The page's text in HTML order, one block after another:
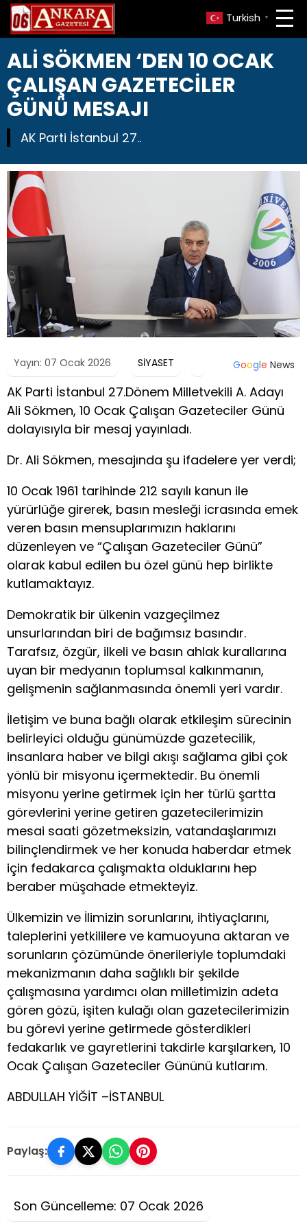
Turkish ▼
ALİ SÖKMEN ‘DEN 10 OCAK
ÇALIŞAN GAZETECİLER
GÜNÜ MESAJI
AK Parti İstanbul 27..
Yayın: 07 Ocak 2026 SİYASET Google News
AK Parti İstanbul 27.Dönem Milletvekili A. Adayı
Ali Sökmen, 10 Ocak Çalışan Gazeteciler Günü
dolayısıyla bir mesaj yayınladı.
Dr. Ali Sökmen, mesajında şu ifadelere yer verdi;
10 Ocak 1961 tarihinde 212 sayılı kanun ile
yürürlüğe girerek, basın mesleği icrasında emek
veren basın mensuplarımızın haklarını
düzenleyen ve “Çalışan Gazeteciler Günü”
olarak kabul edilen bu özel günü hep birlikte
kutlamaktayız.
Demokratik bir ülkenin vazgeçilmez
unsurlarından biri de bağımsız basındır.
Tarafsız, özgür, ilkeli ve basın ahlak kurallarına
uyan bir medyanın toplumsal kalkınmanın,
gelişmenin sağlanmasında önemli yeri vardır.
İletişim ve buna bağlı olarak etkileşim sürecinin
belirleyici olduğu günümüzde gazetecilik,
insanlara haber ve bilgi akışı sağlama gibi çok
yönlü bir misyonu içermektedir. Bu önemli
misyonu yerine getirmek için her türlü şartta
görevlerini yerine getiren gazetecilerimizin
mesai saati gözetmeksizin, vatandaşlarımızı
bilinçlendirmek ve her konuda haberdar etmek
için fedakarca çalışmakta olduklarını hep
beraber müşahade etmekteyiz.
Ülkemizin ve İlimizin sorunlarını, ihtiyaçlarını,
taleplerini yetkililere ve kamuoyuna aktaran ve
sorunların çözümünde önerileriyle toplumdaki
mekanizmanın daha sağlıklı bir şekilde
çalışmasına yardımcı olan milletimizin adeta
gören gözü, işiten kulağı olan gazetecilerimizin
bu görevi yerine getirmede gösterdikleri
fedakarlık ve gayretlerini takdirle karşılarken, 10
Ocak Çalışan Gazeteciler Gününü kutlarım.
ABDULLAH YİĞİT –İSTANBUL
Paylaş:
Son Güncelleme: 07 Ocak 2026